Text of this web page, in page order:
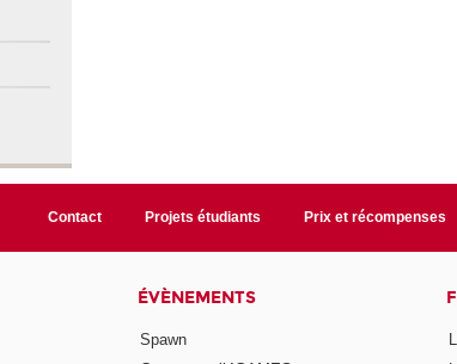
Contact Projets étudiants Prix et récompenses
ÉVÈNEMENTS
Spawn